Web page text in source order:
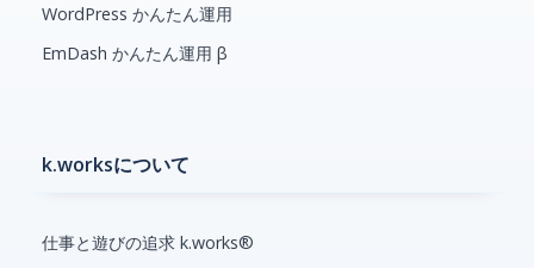
WordPress かんたん運用
EmDash かんたん運用 β
k.worksについて
仕事と遊びの追求 k.works®